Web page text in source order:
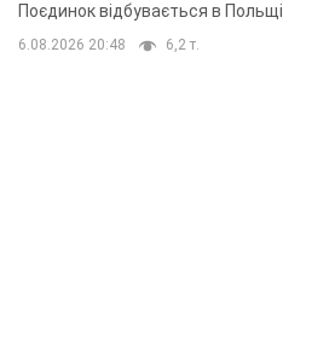
Поєдинок відбувається в Польщі
6.08.2026 20:48 6,2 т.